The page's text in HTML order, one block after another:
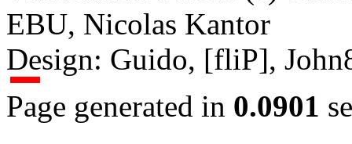
EBU, Nicolas Kantor
Design: Guido, [fliP],
Page generated in 0.0901